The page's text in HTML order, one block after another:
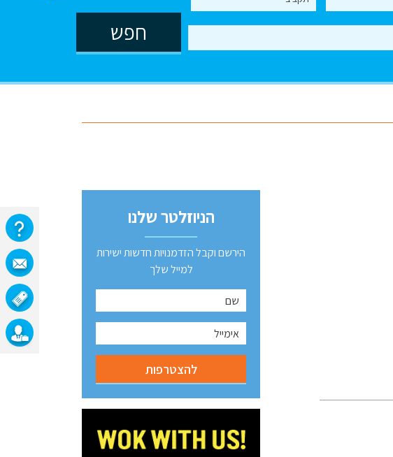
הניוזלטר שלנו
הירשם וקבל הזדמנויות חדשות ישירות
למייל שלך